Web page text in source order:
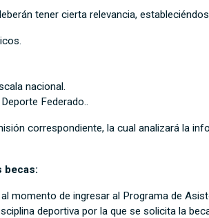
tener cierta relevancia,
nacional.
Federado..
correspondiente, la cual analizará la
becas:
momento de ingresar al Programa de
deportiva por la que se solicita la